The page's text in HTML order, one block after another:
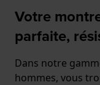
Votre
parfaite,
Dans notre
hommes, vous